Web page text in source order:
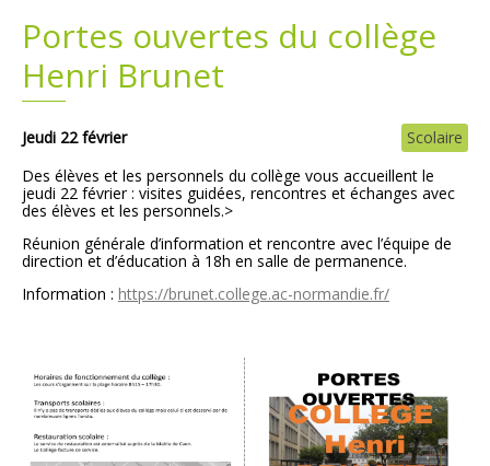
Portes ouvertes du collège
Henri Brunet
Jeudi 22 février
Scolaire
Des élèves et les personnels du collège vous accueillent le
jeudi 22 février : visites guidées, rencontres et échanges avec
des élèves et les personnels.>
Réunion générale d’information et rencontre avec l’équipe de
direction et d’éducation à 18h en salle de permanence.
Information : https://brunet.college.ac-normandie.fr/
Plans
Demandes légales
Emploi
Marchés publics
Grands projets